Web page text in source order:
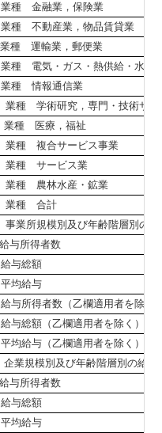
種 金融業，保険業
種 不動産業，物品賃貸業
種 運輸業，郵便業
種 電気・ガス・熱供給・水道
種 情報通信業
種 学術研究，専門・技術サー
業種 医療，福祉
業種 複合サービス事業
業種 サービス業
業種 農林水産・鉱業
業種 合計
業所規模別及び年齢階層別の給
与所得者数
与総額
均給与
与所得者数（乙欄適用者を除く
与総額（乙欄適用者を除く）
均給与（乙欄適用者を除く）
業規模別及び年齢階層別の給与
与所得者数
与総額
均給与